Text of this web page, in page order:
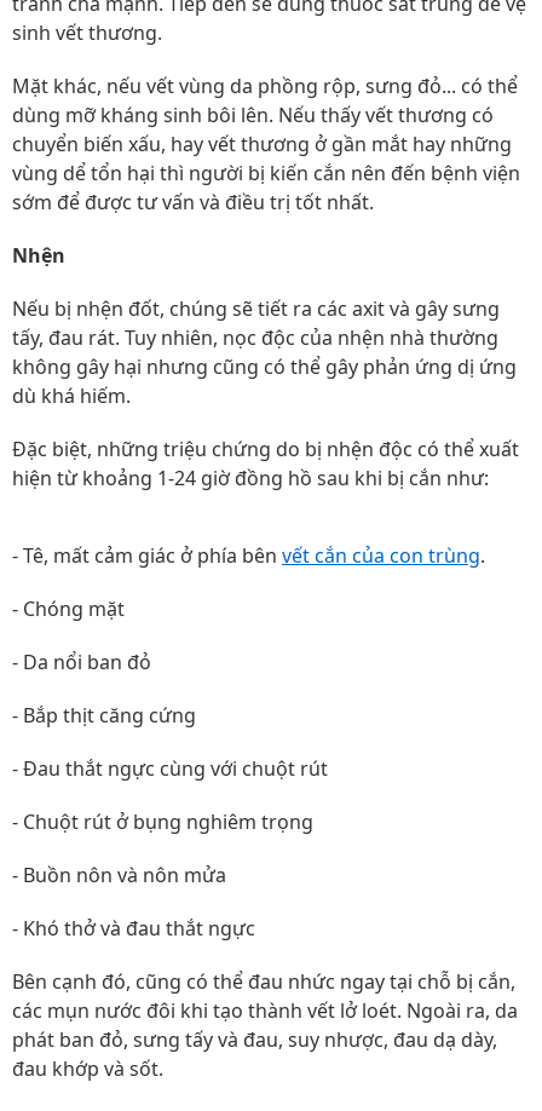
sinh vết thương.
Mặt khác, nếu vết vùng da phồng rộp, sưng đỏ... có thể
dùng mỡ kháng sinh bôi lên. Nếu thấy vết thương có
chuyển biến xấu, hay vết thương ở gần mắt hay những
vùng dể tổn hại thì người bị kiến cắn nên đến bệnh viện
sớm để được tư vấn và điều trị tốt nhất.
Nhện
Nếu bị nhện đốt, chúng sẽ tiết ra các axit và gây sưng
tấy, đau rát. Tuy nhiên, nọc độc của nhện nhà thường
không gây hại nhưng cũng có thể gây phản ứng dị ứng
dù khá hiếm.
Đặc biệt, những triệu chứng do bị nhện độc có thể xuất
hiện từ khoảng 1-24 giờ đồng hồ sau khi bị cắn như:
- Tê, mất cảm giác ở phía bên vết cắn của con trùng.
- Chóng mặt
- Da nổi ban đỏ
- Bắp thịt căng cứng
- Đau thắt ngực cùng với chuột rút
- Chuột rút ở bụng nghiêm trọng
- Buồn nôn và nôn mửa
- Khó thở và đau thắt ngực
Bên cạnh đó, cũng có thể đau nhức ngay tại chỗ bị cắn,
các mụn nước đôi khi tạo thành vết lở loét. Ngoài ra, da
phát ban đỏ, sưng tấy và đau, suy nhược, đau dạ dày,
đau khớp và sốt.